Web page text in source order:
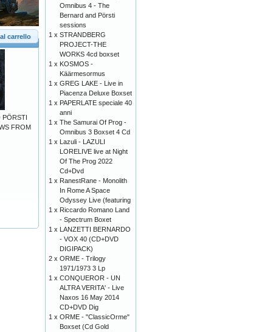
carrello
PÖRSTI
FROM
Omnibus 4 - The
Bernard and Pörsti
sessions
1 x STRANDBERG
PROJECT-THE
WORKS 4cd boxset
1 x KOSMOS -
Käärmesormus
1 x GREG LAKE - Live in
Piacenza Deluxe Boxset
1 x PAPERLATE speciale 40
anni
1 x The Samurai Of Prog -
Omnibus 3 Boxset 4 Cd
1 x Lazuli - LAZULI
LORELIVE live at Night
Of The Prog 2022
Cd+Dvd
1 x RanestRane - Monolith
In Rome A Space
Odyssey Live (featuring
1 x Riccardo Romano Land
- Spectrum Boxet
1 x LANZETTI BERNARDO
- VOX 40 (CD+DVD
DIGIPACK)
2 x ORME - Trilogy
1971/1973 3 Lp
1 x CONQUEROR - UN
ALTRA VERITA' - Live
Naxos 16 May 2014
CD+DVD Dig
1 x ORME - "ClassicOrme"
Boxset (Cd Gold